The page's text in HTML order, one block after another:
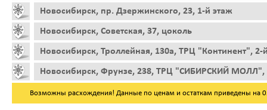
Новосибирск, пр. Дзержинского, 23, 1-й этаж
Новосибирск, Советская, 37, цоколь
Новосибирск, Троллейная, 130а, ТРЦ "Континент", 2-
Новосибирск, Фрунзе, 238, ТРЦ "СИБИРСКИЙ МОЛЛ",
Возможны расхождения! Данные по ценам и остаткам приведены на